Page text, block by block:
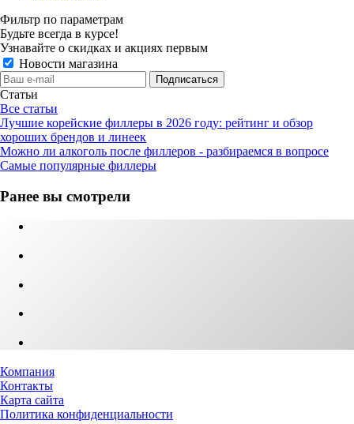
Фильтр по параметрам
Будьте всегда в курсе!
Узнавайте о скидках и акциях первым
Новости магазина
Статьи
Все статьи
Лучшие корейские филлеры в 2026 году: рейтинг и обзор
хороших брендов и линеек
Можно ли алкоголь после филлеров - разбираемся в вопросе
Самые популярные филлеры
Ранее вы смотрели
Компания
Контакты
Карта сайта
Политика конфиденциальности